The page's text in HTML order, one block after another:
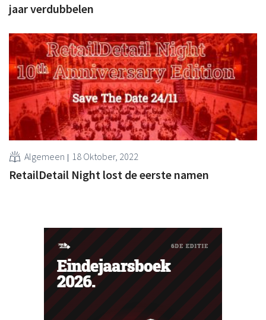
jaar verdubbelen
Algemeen 18 Oktober, 2022
RetailDetail Night lost de eerste namen